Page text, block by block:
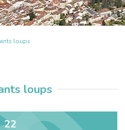
loups
loups
22